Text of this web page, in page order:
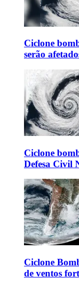
Ciclone
serão
Ciclone
Defesa Civil
Ciclone
de ventos